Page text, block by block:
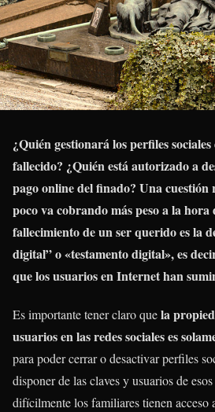
¿Quién gestionará los perfiles
fallecido? ¿Quién está autorizado a
pago online del finado? Una cuestión
poco va cobrando más peso a la
fallecimiento de un ser querido es la
digital” o «testamento digital», es
que los usuarios en Internet han
Es importante tener claro quela
usuarios en las redes sociales es
para poder cerrar o desactivar perfiles
disponer de las claves y usuarios de
difícilmente los familiares tienen acceso